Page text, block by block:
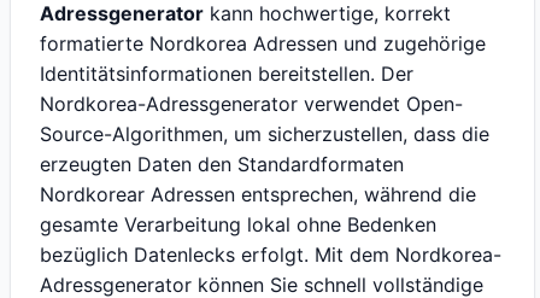
Adressgenerator kann hochwertige, korrekt
formatierte Nordkorea Adressen und zugehörige
Identitätsinformationen bereitstellen. Der
Nordkorea-Adressgenerator verwendet Open-
Source-Algorithmen, um sicherzustellen, dass die
erzeugten Daten den Standardformaten
Nordkorear Adressen entsprechen, während die
gesamte Verarbeitung lokal ohne Bedenken
bezüglich Datenlecks erfolgt. Mit dem Nordkorea-
Adressgenerator können Sie schnell vollständige